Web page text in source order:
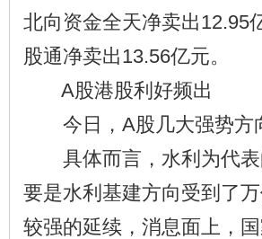
北向资金全天净卖出12.95
股通净卖出13.56亿元。
A股港股利好频出
今日，A股几大强势方
具体而言，水利为代表
要是水利基建方向受到了
较强的延续，消息面上，